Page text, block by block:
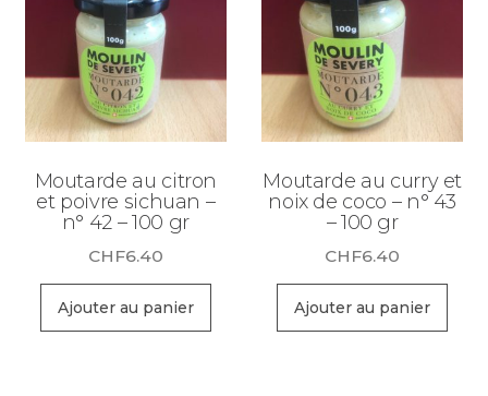
Moutarde au citron
et poivre sichuan –
n° 42 – 100 gr
CHF6.40
Ajouter au panier
Moutarde au curry et
noix de coco – n° 43
– 100 gr
CHF6.40
Ajouter au panier